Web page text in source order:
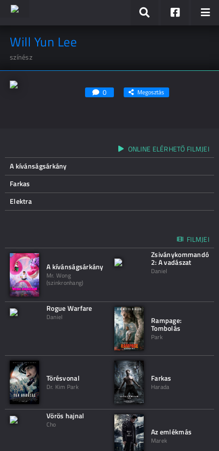
Will Yun Lee
színész
0 Megosztás
ONLINE ELÉRHETŐ FILMJEI
A kívánságsárkány
Farkas
Elektra
FILMJEI
A kívánságsárkány
Mr. Wong
(szinkronhang)
Zsiványkommandó
2: A vadászat
Daniel
Rogue Warfare
Daniel Rampage:
Tombolás
Park
Törésvonal
Dr. Kim Park
Farkas
Harada
Vörös hajnal
Cho
Az emlékmás
Marek